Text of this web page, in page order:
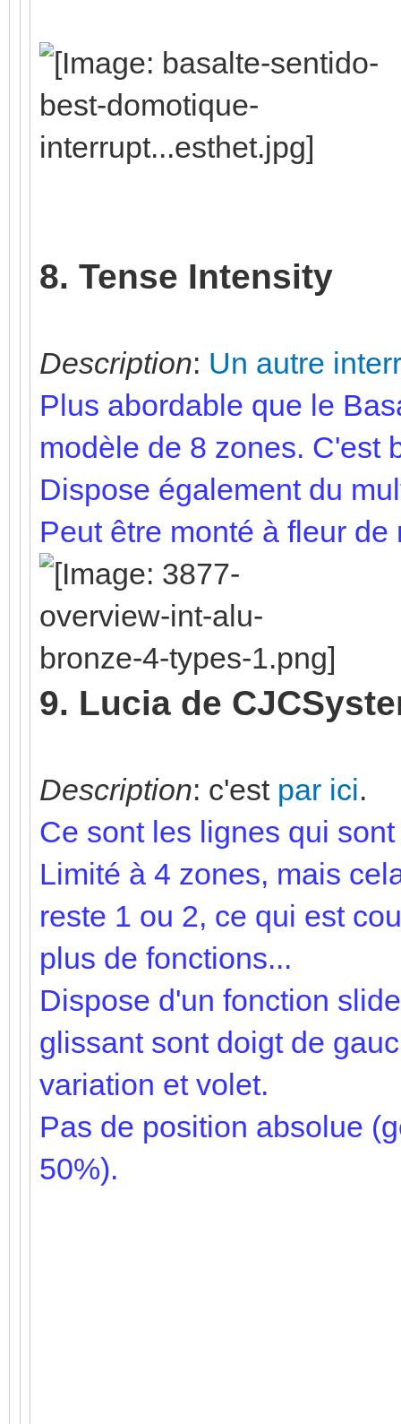
8. Tense Intensity
Description: Un autre
Plus abordable que le
modèle de 8 zones. C'est
Dispose également du
Peut être monté à fleur
9. Lucia de
Description: c'est par ici.
Ce sont les lignes qui
Limité à 4 zones, mais
reste 1 ou 2, ce qui est
plus de fonctions...
Dispose d'un fonction
glissant sont doigt de
variation et volet.
Pas de position absolue
50%).